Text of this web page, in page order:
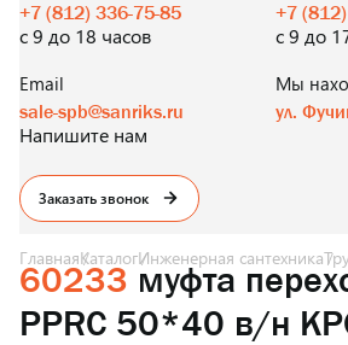
+7 (812) 336-75-85
с 9 до 18 часов
+7
с 9 до
Email
sale-spb@sanriks.ru
Напишите нам
Мы
ул.
Заказать звонок
ГлавнаяКаталогИнженерная сантехника
60233 муфта
PPRC 50*40 в/н